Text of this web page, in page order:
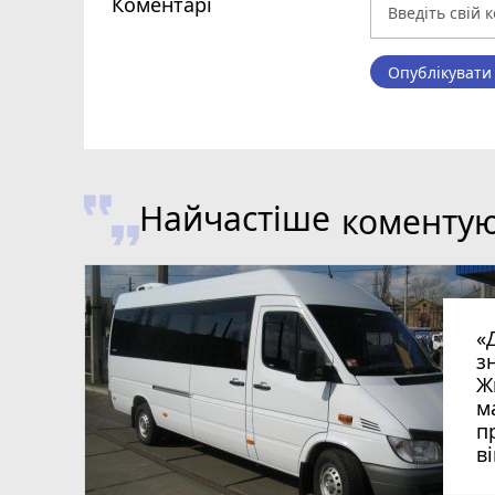
Найчастіше